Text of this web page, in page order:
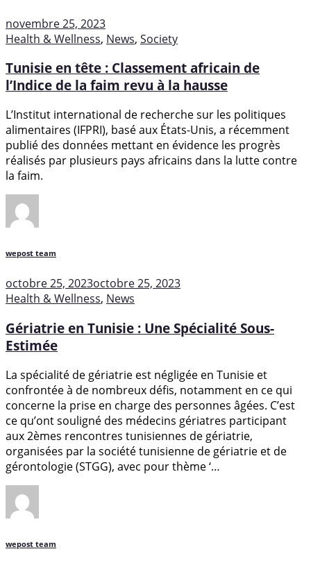
novembre 25, 2023
Health & Wellness, News, Society
Tunisie en tête : Classement africain de
l’Indice de la faim revu à la hausse
L’Institut international de recherche sur les politiques
alimentaires (IFPRI), basé aux États-Unis, a récemment
publié des données mettant en évidence les progrès
réalisés par plusieurs pays africains dans la lutte contre
la faim.
wepost team
octobre 25, 2023octobre 25, 2023
Health & Wellness, News
Gériatrie en Tunisie : Une Spécialité Sous-
Estimée
La spécialité de gériatrie est négligée en Tunisie et
confrontée à de nombreux défis, notamment en ce qui
concerne la prise en charge des personnes âgées. C’est
ce qu’ont souligné des médecins gériatres participant
aux 2èmes rencontres tunisiennes de gériatrie,
organisées par la société tunisienne de gériatrie et de
gérontologie (STGG), avec pour thème ‘…
wepost team